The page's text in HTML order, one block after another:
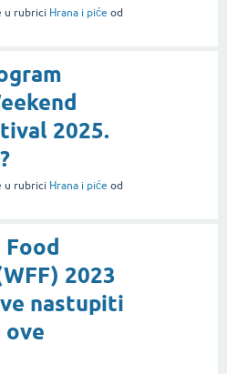
u rubrici Hrana i piće od
2025.
u rubrici Hrana i piće od
Food
2023
nastupiti
ove